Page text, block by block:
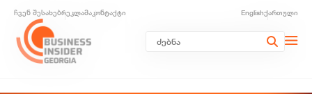
ჩვენ შესახებრეკლამაკონტაქტი Englishქართული